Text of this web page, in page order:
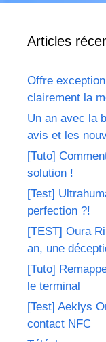
Articles
Offre
clairement la
Un an avec la
avis et les
[Tuto]
solution !
[Test]
perfection ?!
[TEST] Oura
an, une
[Tuto]
le terminal
[Test] Aeklys
contact NFC